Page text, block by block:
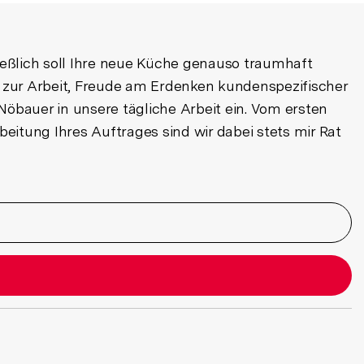
soll Ihre neue Küche genauso traumhaft
Arbeit, Freude am Erdenken kundenspezifischer
in unsere tägliche Arbeit ein. Vom ersten
Ihres Auftrages sind wir dabei stets mir Rat